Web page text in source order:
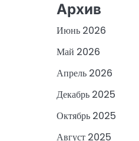
Архив
Июнь 2026
Май 2026
Апрель 2026
Декабрь 2025
Октябрь 2025
Август 2025